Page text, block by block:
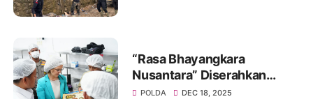
“Rasa Bhayangkara
Nusantara” Diserahkan
kepada Delegasi Prancis,
POLDA DEC 18, 2025